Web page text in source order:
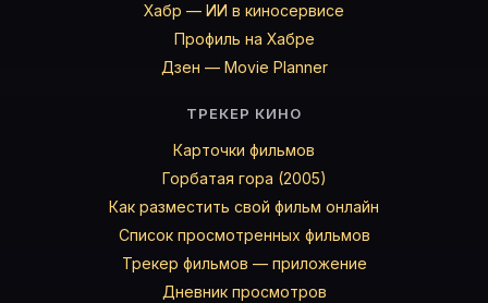
Хабр — ИИ в киносервисе
Профиль на Хабре
Дзен — Movie Planner
ТРЕКЕР КИНО
Карточки фильмов
Горбатая гора (2005)
Как разместить свой фильм онлайн
Список просмотренных фильмов
Трекер фильмов — приложение
Дневник просмотров